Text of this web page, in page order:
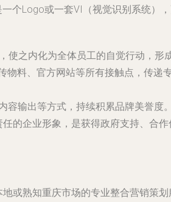
个Logo或一套VI（视觉识别系统），
之内化为全体员工的自觉行动，形
物料、官方网站等所有接触点，传递
输出等方式，持续积累品牌美誉度。
的企业形象，是获得政府支持、合
或熟知重庆市场的专业整合营销策